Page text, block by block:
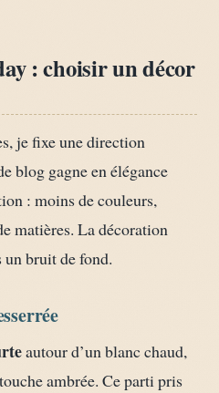
: choisir un décor
je fixe une direction
blog gagne en élégance
: moins de couleurs,
matières. La décoration
bruit de fond.
autour d’un blanc chaud,
ambrée. Ce parti pris